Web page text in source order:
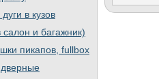
в кузов
салон и багажник)
пикапов, fullbox